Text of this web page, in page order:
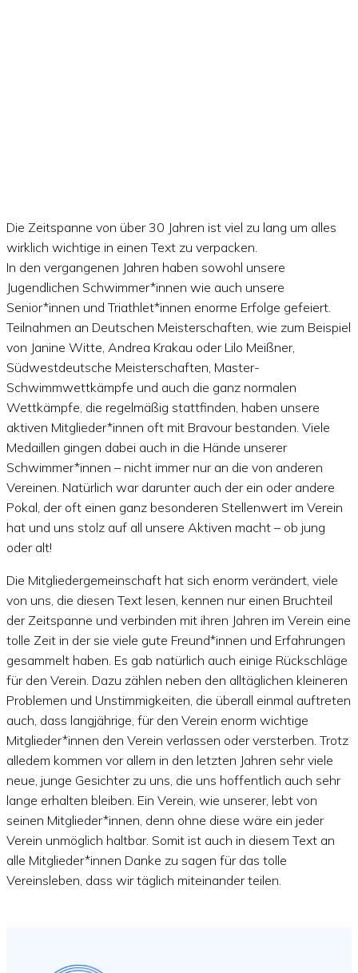
Die Zeitspanne von über 30 Jahren ist viel zu lang um alles
wirklich wichtige in einen Text zu verpacken.
In den vergangenen Jahren haben sowohl unsere
Jugendlichen Schwimmer*innen wie auch unsere
Senior*innen und Triathlet*innen enorme Erfolge gefeiert.
Teilnahmen an Deutschen Meisterschaften, wie zum Beispiel
von Janine Witte, Andrea Krakau oder Lilo Meißner,
Südwestdeutsche Meisterschaften, Master-
Schwimmwettkämpfe und auch die ganz normalen
Wettkämpfe, die regelmäßig stattfinden, haben unsere
aktiven Mitglieder*innen oft mit Bravour bestanden. Viele
Medaillen gingen dabei auch in die Hände unserer
Schwimmer*innen – nicht immer nur an die von anderen
Vereinen. Natürlich war darunter auch der ein oder andere
Pokal, der oft einen ganz besonderen Stellenwert im Verein
hat und uns stolz auf all unsere Aktiven macht – ob jung
oder alt!
Die Mitgliedergemeinschaft hat sich enorm verändert, viele
von uns, die diesen Text lesen, kennen nur einen Bruchteil
der Zeitspanne und verbinden mit ihren Jahren im Verein eine
tolle Zeit in der sie viele gute Freund*innen und Erfahrungen
gesammelt haben. Es gab natürlich auch einige Rückschläge
für den Verein. Dazu zählen neben den alltäglichen kleineren
Problemen und Unstimmigkeiten, die überall einmal auftreten
auch, dass langjährige, für den Verein enorm wichtige
Mitglieder*innen den Verein verlassen oder versterben. Trotz
alledem kommen vor allem in den letzten Jahren sehr viele
neue, junge Gesichter zu uns, die uns hoffentlich auch sehr
lange erhalten bleiben. Ein Verein, wie unserer, lebt von
seinen Mitglieder*innen, denn ohne diese wäre ein jeder
Verein unmöglich haltbar. Somit ist auch in diesem Text an
alle Mitglieder*innen Danke zu sagen für das tolle
Vereinsleben, dass wir täglich miteinander teilen.